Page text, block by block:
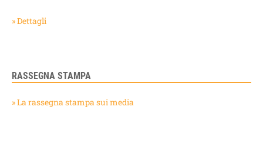
» Dettagli
RASSEGNA STAMPA
» La rassegna stampa sui media